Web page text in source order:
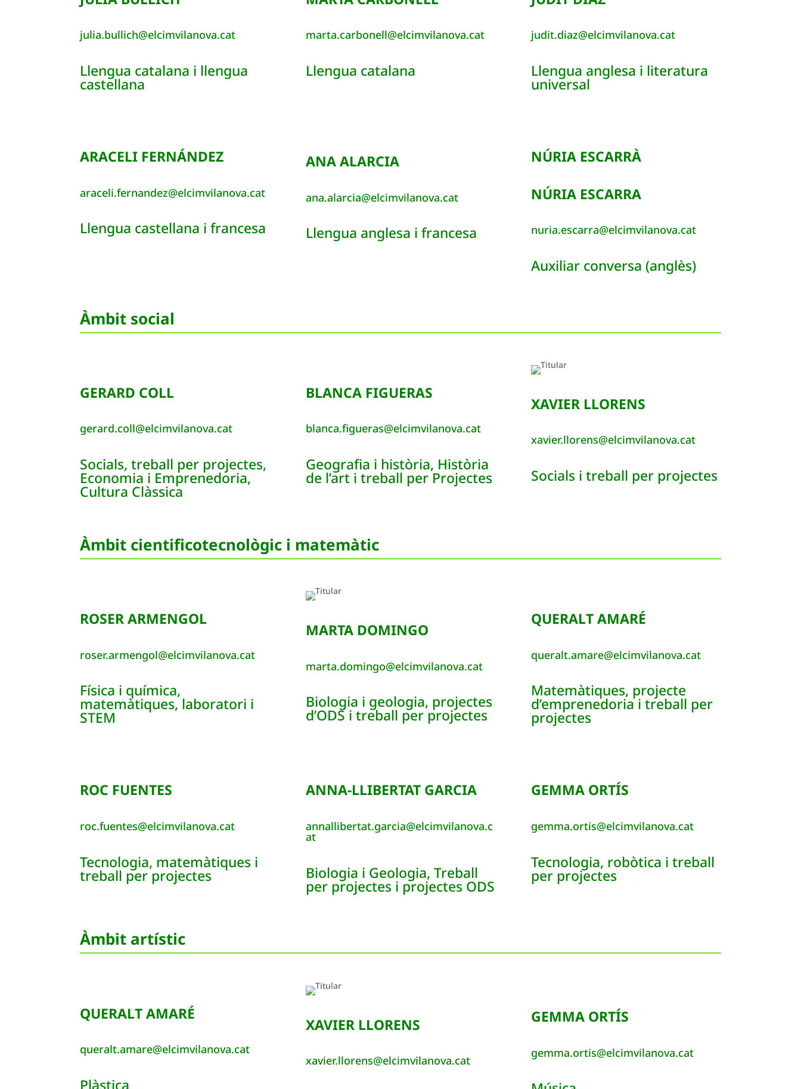
julia.bullich@elcimvilanova.cat
Llengua catalana i llengua
castellana
marta.carbonell@elcimvilanova.cat
Llengua catalana
judit.diaz@elcimvilanova.cat
Llengua anglesa i literatura
universal
ARACELI FERNÁNDEZ
araceli.fernandez@elcimvilanova.cat
Llengua castellana i francesa
ANA ALARCIA
ana.alarcia@elcimvilanova.cat
Llengua anglesa i francesa
NÚRIA ESCARRÀ
NÚRIA ESCARRA
nuria.escarra@elcimvilanova.cat
Auxiliar conversa (anglès)
Àmbit social
GERARD COLL
gerard.coll@elcimvilanova.cat
Socials, treball per projectes,
Economia i Emprenedoria,
Cultura Clàssica
BLANCA FIGUERAS
blanca.figueras@elcimvilanova.cat
Geografia i història, Història
de l’art i treball per Projectes
XAVIER LLORENS
xavier.llorens@elcimvilanova.cat
Socials i treball per projectes
Àmbit cientificotecnològic i matemàtic
ROSER ARMENGOL
roser.armengol@elcimvilanova.cat
Física i química,
matemàtiques, laboratori i
STEM
MARTA DOMINGO
marta.domingo@elcimvilanova.cat
Biologia i geologia, projectes
d’ODS i treball per projectes
QUERALT AMARÉ
queralt.amare@elcimvilanova.cat
Matemàtiques, projecte
d’emprenedoria i treball per
projectes
ROC FUENTES
roc.fuentes@elcimvilanova.cat
Tecnologia, matemàtiques i
treball per projectes
ANNA-LLIBERTAT GARCIA
annallibertat.garcia@elcimvilanova.c
at
Biologia i Geologia, Treball
per projectes i projectes ODS
GEMMA ORTÍS
gemma.ortis@elcimvilanova.cat
Tecnologia, robòtica i treball
per projectes
Àmbit artístic
QUERALT AMARÉ
queralt.amare@elcimvilanova.cat
Plàstica
XAVIER LLORENS
xavier.llorens@elcimvilanova.cat
GEMMA ORTÍS
gemma.ortis@elcimvilanova.cat